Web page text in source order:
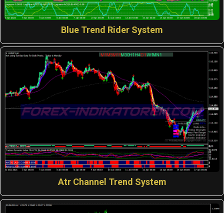
Blue Trend Rider System
Atr Channel Trend System